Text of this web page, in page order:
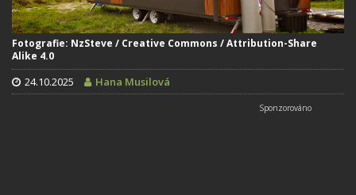
Fotografie: NzSteve / Creative Commons / Attribution-Share
Alike 4.0
24.10.2025 Hana Musilová